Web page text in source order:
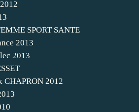
SPORT SANTE
2013
2013
2012